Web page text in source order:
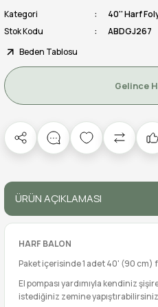
Kategori
40'' Harf
Stok Kodu
ABDGJ267
Beden Tablosu
Gelince
ÜRÜN AÇIKLAMASI
HARF BALON
Paket içerisinde 1 adet 40' (90 cm)
El pompası yardımıyla kendiniz
istediğiniz zemine